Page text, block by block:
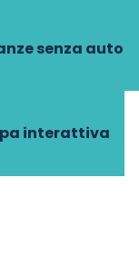
senza auto
interattiva